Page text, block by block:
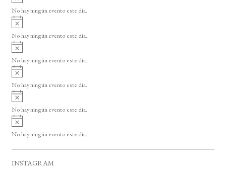
o
v
i
o
No hay ningún evento este día.
A
v
i
o
No hay ningún evento este día.
A
v
i
o
No hay ningún evento este día.
A
v
i
o
No hay ningún evento este día.
A
v
i
o
No hay ningún evento este día.
A
v
i
No hay ningún evento este día.
INSTAGRAM